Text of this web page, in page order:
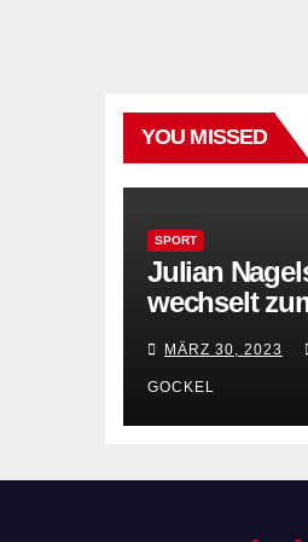
YOU MISSED
SPORT
Julian
wechselt
MÄRZ 30, 2023
GOCKEL